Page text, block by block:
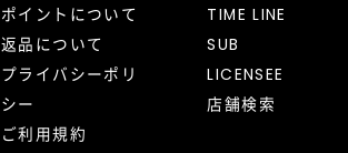
ポイントについて
返品について
プライバシーポリ
シー
ご利用規約
TIME LINE
SUB
LICENSEE
店舗検索